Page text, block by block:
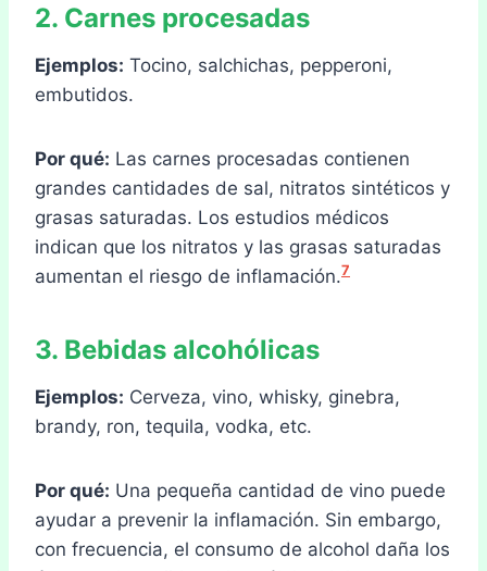
2. Carnes procesadas
Ejemplos: Tocino, salchichas, pepperoni,
embutidos.
Por qué: Las carnes procesadas contienen
grandes cantidades de sal, nitratos sintéticos y
grasas saturadas. Los estudios médicos
indican que los nitratos y las grasas saturadas
aumentan el riesgo de inflamación.7
3. Bebidas alcohólicas
Ejemplos: Cerveza, vino, whisky, ginebra,
brandy, ron, tequila, vodka, etc.
Por qué: Una pequeña cantidad de vino puede
ayudar a prevenir la inflamación. Sin embargo,
con frecuencia, el consumo de alcohol daña los